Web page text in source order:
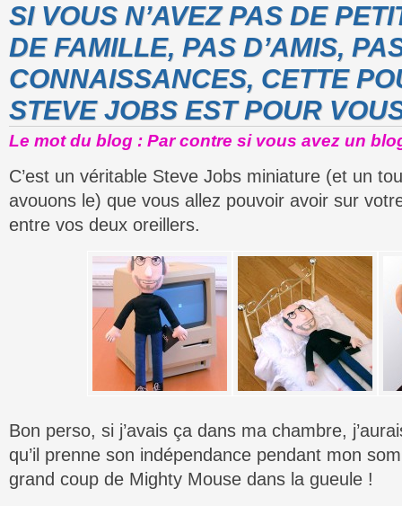
SI VOUS N’AVEZ PAS DE
DE FAMILLE, PAS D’AMIS,
CONNAISSANCES, CETTE
STEVE JOBS EST POUR
Le mot du blog : Par contre si vous avez un
C’est un véritable Steve Jobs miniature (et un
avouons le) que vous allez pouvoir avoir sur
entre vos deux oreillers.
Bon perso, si j’avais ça dans ma chambre,
qu’il prenne son indépendance pendant mon
grand coup de Mighty Mouse dans la gueule !